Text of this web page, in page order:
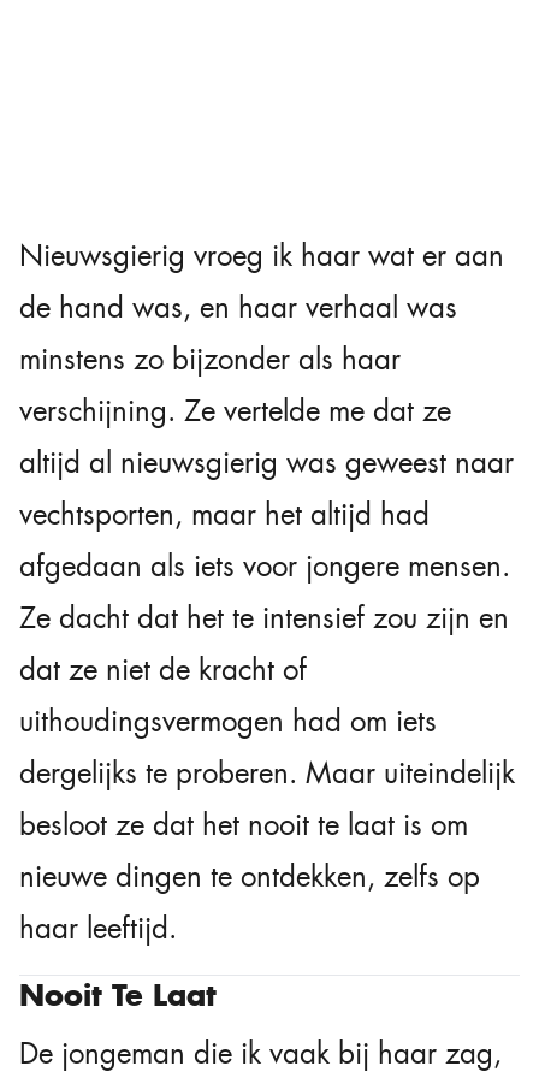
Nieuwsgierig vroeg ik haar wat er aan
de hand was, en haar verhaal was
minstens zo bijzonder als haar
verschijning. Ze vertelde me dat ze
altijd al nieuwsgierig was geweest naar
vechtsporten, maar het altijd had
afgedaan als iets voor jongere mensen.
Ze dacht dat het te intensief zou zijn en
dat ze niet de kracht of
uithoudingsvermogen had om iets
dergelijks te proberen. Maar uiteindelijk
besloot ze dat het nooit te laat is om
nieuwe dingen te ontdekken, zelfs op
haar leeftijd.
Nooit Te Laat
De jongeman die ik vaak bij haar zag,